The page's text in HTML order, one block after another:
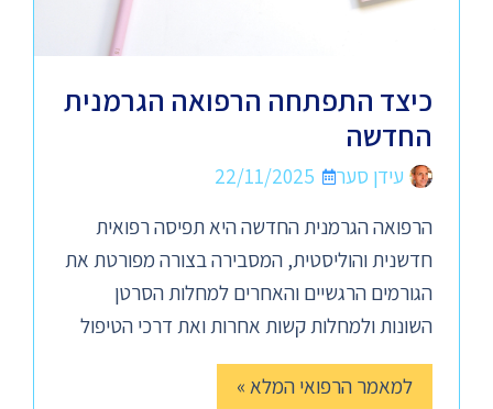
כיצד התפתחה הרפואה הגרמנית
החדשה
עידן סער
22/11/2025
הרפואה הגרמנית החדשה היא תפיסה רפואית
חדשנית והוליסטית, המסבירה בצורה מפורטת את
הגורמים הרגשיים והאחרים למחלות הסרטן
השונות ולמחלות קשות אחרות ואת דרכי הטיפול
למאמר הרפואי המלא »